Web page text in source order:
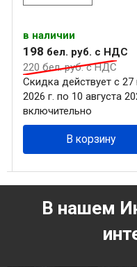
в наличии
198 бел. руб. с НДС
220 бел. руб. с НДС
Скидка действует с
2026 г. по 10 августа
включительно
В корзину
В нашем